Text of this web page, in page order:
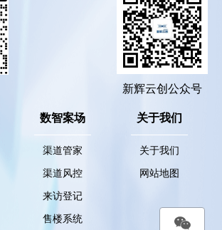
新辉云创公众号
数智案场
渠道管家
渠道风控
来访登记
售楼系统
关于我们
关于我们
网站地图